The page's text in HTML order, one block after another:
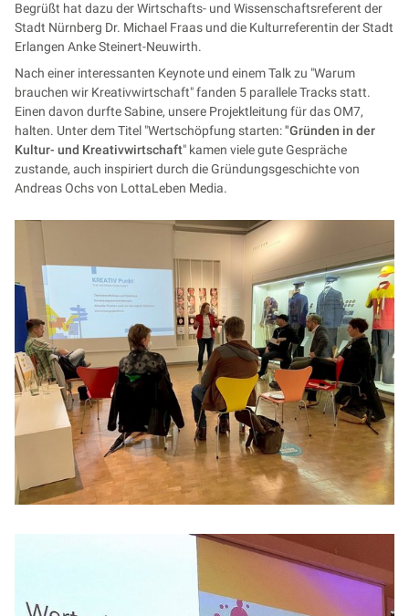
Begrüßt hat dazu der Wirtschafts- und Wissenschaftsreferent der
Stadt Nürnberg Dr. Michael Fraas und die Kulturreferentin der Stadt
Erlangen Anke Steinert-Neuwirth.
Nach einer interessanten Keynote und einem Talk zu "Warum
brauchen wir Kreativwirtschaft" fanden 5 parallele Tracks statt.
Einen davon durfte Sabine, unsere Projektleitung für das OM7,
halten. Unter dem Titel "Wertschöpfung starten:"Gründen in der
Kultur- und Kreativwirtschaft" kamen viele gute Gespräche
zustande, auch inspiriert durch die Gründungsgeschichte von
Andreas Ochs von LottaLeben Media.